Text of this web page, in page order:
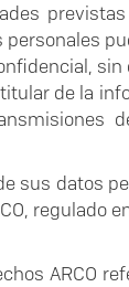
personales
de la
sus datos
regulado
ARCO